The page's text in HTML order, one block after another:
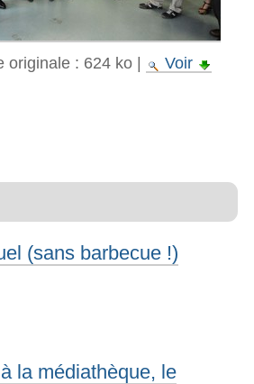
originale : 624 ko|
Voir
(sans barbecue !)
la médiathèque, le